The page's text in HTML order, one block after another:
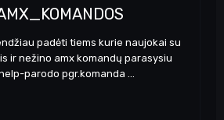
padėti tiems kurie naujokai su
ir nežino amx komandų parasysiu
parodo pgr.komanda ...